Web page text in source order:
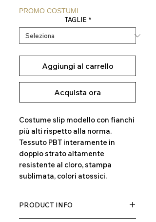
PROMO COSTUMI
TAGLIE *
Aggiungi al carrello
Acquista ora
Costume slip modello con fianchi
più alti rispetto alla norma.
Tessuto PBT interamente in
doppio strato altamente
resistente al cloro, stampa
sublimata, colori atossici.
PRODUCT INFO